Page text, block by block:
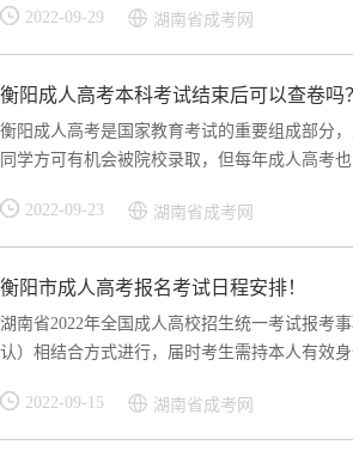
2022-09-29 湖南省成考网
衡阳成人高考本科考试结束后可以查卷吗？
衡阳成人高考是国家教育考试的重要组成部分
同学方可有机会被院校录取，但每年成人高考
2022-09-23 湖南省成考网
衡阳市成人高考报名考试日程安排！
湖南省2022年全国成人高校招生统一考试报考
认）相结合方式进行，届时考生需持本人有效
2022-09-15 湖南省成考网